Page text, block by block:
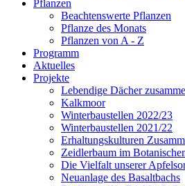
Pflanzen
Beachtenswerte Pflanzen
Pflanze des Monats
Pflanzen von A - Z
Programm
Aktuelles
Projekte
Lebendige Dächer
Kalkmoor
Winterbaustellen 2022/23
Winterbaustellen 2021/22
Erhaltungskulturen
Zeidlerbaum im
Die Vielfalt unserer
Neuanlage des Basaltbachs